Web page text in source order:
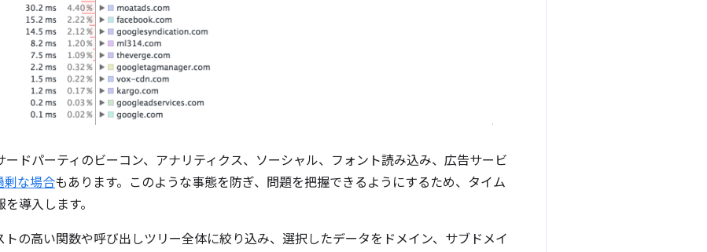
ドパーティのビーコン、アナリティクス、ソーシャル、フォント読み込み、広告サービ
剰な場合もあります。このような事態を防ぎ、問題を把握できるようにするため、タイム
導入します。
トの高い関数や呼び出しツリー全体に絞り込み、選択したデータをドメイン、サブドメイ